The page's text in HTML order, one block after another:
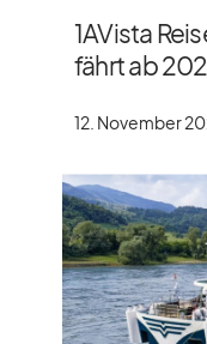
1AVista
fährt ab
12. November